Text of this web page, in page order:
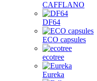
CAFFLANO
DF64
ECO capsules
ecotree
Eureka